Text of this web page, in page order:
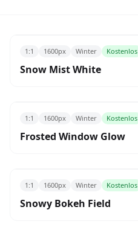
1:1 1600px Winter Kostenlos
Snow Mist White
1:1 1600px Winter Kostenlos
Frosted Window Glow
1:1 1600px Winter Kostenlos
Snowy Bokeh Field